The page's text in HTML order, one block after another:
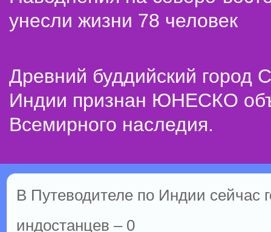
унесли жизни 78 человек
Древний буддийский город
Индии признан ЮНЕСКО
Всемирного наследия.
В Путеводителе по Индии сейчас
индостанцев – 0